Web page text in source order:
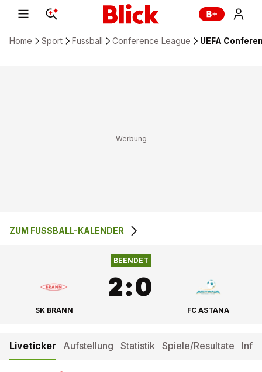
Home Sport Fussball Conference League UEFA
2 :0
ZUM FUSSBALL-KALENDER
SK BRANN
BEENDET
2:0
FC ASTANA
Liveticker Aufstellung Statistik Spiele/Resultate